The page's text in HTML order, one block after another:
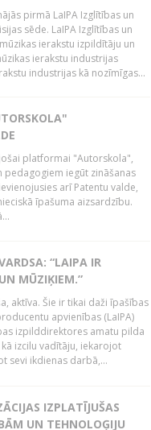
pirmā LaIPA Izglītības un
sēde. LaIPA Izglītības un
ierakstu izpildītāju un
ierakstu industrijas
industrijas kā nozīmīgas...
platformai "Autorskola",
pedagogiem iegūt zināšanas
arī Patentu valde,
īpašuma aizsardzību.
“LAIPA IR
MŪZIĶIEM.”
aktīva. Šie ir tikai daži īpašības
apvienības (LaIPA)
izpilddirektores amatu pilda
izcilu vadītāju, iekarojot
sevi ikdienas darbā,...
IZPLATĪJUŠAS
UN TEHNOLOĢIJU